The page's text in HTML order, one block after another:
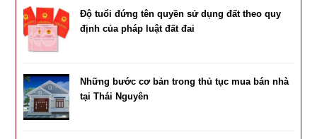
Độ tuổi đứng tên quyền sử dụng đất theo quy
định của pháp luật đất đai
Những bước cơ bản trong thủ tục mua bán nhà
tại Thái Nguyên